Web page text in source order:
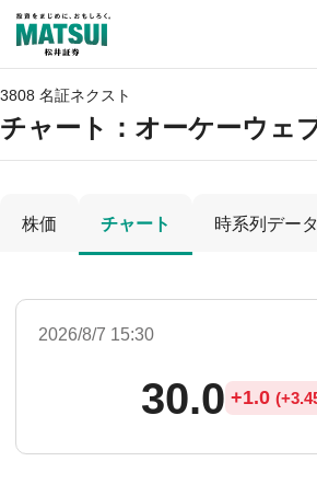
3808 名証ネクスト
チャート： オーケーウェ
株価 チャート 時系列データ
2026/8/7 15:30
30.0 +1.0 (+